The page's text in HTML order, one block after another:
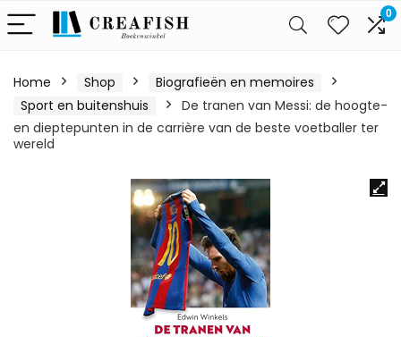
0
Home Shop
Biografieën en memoires
Sport en buitenshuis
De tranen van Messi: de hoogte-
en dieptepunten in de carrière van de beste voetballer ter
wereld